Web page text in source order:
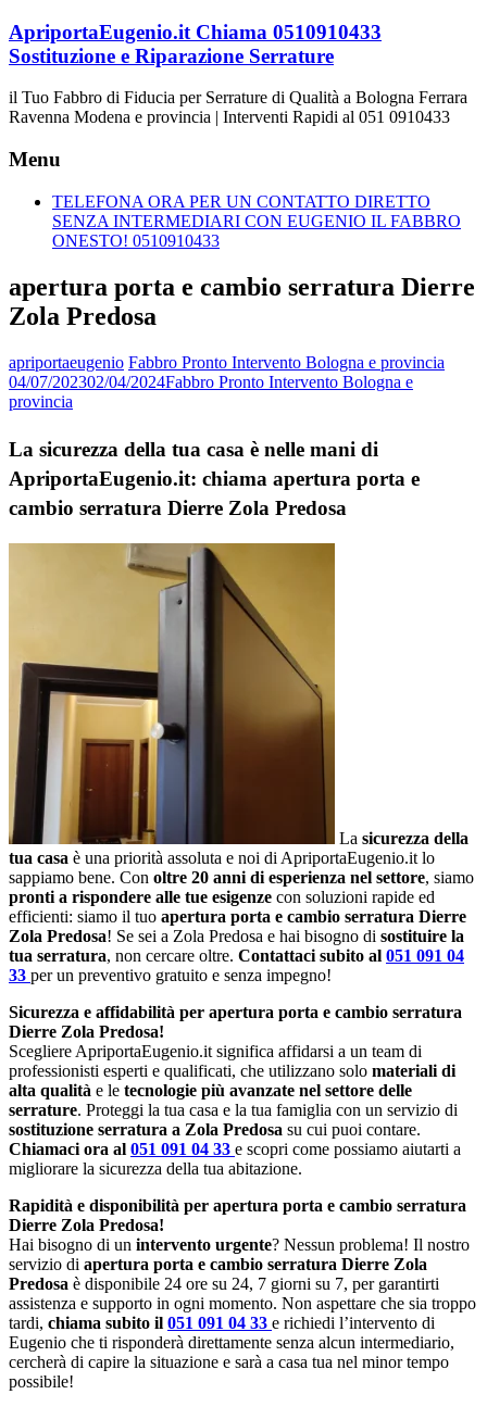
Vai
al
contenuto
ApriportaEugenio.it Chiama 0510910433
Sostituzione e Riparazione Serrature
il Tuo Fabbro di Fiducia per Serrature di Qualità a Bologna Ferrara
Ravenna Modena e provincia | Interventi Rapidi al 051 0910433
Menu
TELEFONA ORA PER UN CONTATTO DIRETTO
SENZA INTERMEDIARI CON EUGENIO IL FABBRO
ONESTO! 0510910433
apertura porta e cambio serratura Dierre
Zola Predosa
apriportaeugenio Fabbro Pronto Intervento Bologna e provincia
04/07/202302/04/2024Fabbro Pronto Intervento Bologna e
provincia
La sicurezza della tua casa è nelle mani di
ApriportaEugenio.it: chiama apertura porta e
cambio serratura Dierre Zola Predosa
La sicurezza della
tua casa è una priorità assoluta e noi di ApriportaEugenio.it lo
sappiamo bene. Con oltre 20 anni di esperienza nel settore, siamo
pronti a rispondere alle tue esigenze con soluzioni rapide ed
efficienti: siamo il tuo apertura porta e cambio serratura Dierre
Zola Predosa! Se sei a Zola Predosa e hai bisogno di sostituire la
tua serratura, non cercare oltre. Contattaci subito al 051 091 04
33 per un preventivo gratuito e senza impegno!
Sicurezza e affidabilità per apertura porta e cambio serratura
Dierre Zola Predosa!
Scegliere ApriportaEugenio.it significa affidarsi a un team di
professionisti esperti e qualificati, che utilizzano solo materiali di
alta qualità e le tecnologie più avanzate nel settore delle
serrature. Proteggi la tua casa e la tua famiglia con un servizio di
sostituzione serratura a Zola Predosa su cui puoi contare.
Chiamaci ora al 051 091 04 33 e scopri come possiamo aiutarti a
migliorare la sicurezza della tua abitazione.
Rapidità e disponibilità per apertura porta e cambio serratura
Dierre Zola Predosa!
Hai bisogno di un intervento urgente? Nessun problema! Il nostro
servizio di apertura porta e cambio serratura Dierre Zola
Predosa è disponibile 24 ore su 24, 7 giorni su 7, per garantirti
assistenza e supporto in ogni momento. Non aspettare che sia troppo
tardi, chiama subito il 051 091 04 33 e richiedi l’intervento di
Eugenio che ti risponderà direttamente senza alcun intermediario,
cercherà di capire la situazione e sarà a casa tua nel minor tempo
possibile!